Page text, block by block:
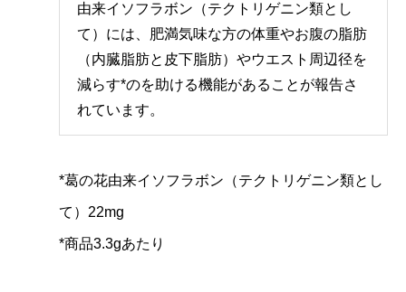
由来イソフラボン（テクトリゲニン類とし
て）には、肥満気味な方の体重やお腹の脂肪
（内臓脂肪と皮下脂肪）やウエスト周辺径を
減らす*のを助ける機能があることが報告さ
れています。
*葛の花由来イソフラボン（テクトリゲニン類とし
て）22mg
*商品3.3gあたり